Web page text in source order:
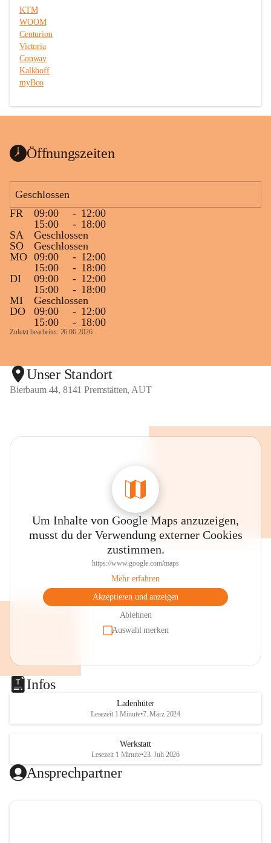
KTM
WOOM
Centurion
Victoria
Conway
Kalkhoff
myBoo
Öffnungszeiten
Geschlossen
FR
09:00 - 12:00
15:00
- 18:00
SA
Geschlossen
SO
Geschlossen
MO 09:00 - 12:00
15:00
- 18:00
DI
09:00 - 12:00
15:00
- 18:00
MI
Geschlossen
DO
09:00 - 12:00
15:00
- 18:00
Zuletzt bearbeitet: 26.06.2026
Unser Standort
Bierbaum 44, 8141 Premstätten, AUT
Um Inhalte von Google Maps anzuzeigen,
musst du der Verwendung externer Cookies
zustimmen.
https://www.google.com/maps
Mehr erfahren
Akzeptieren und anzeigen
Ablehnen
Auswahl merken
Infos
Ladenhüter
Lesezeit 1 Minute•7. März 2024
Werkstatt
Lesezeit 1 Minute•23. Juli 2026
Ansprechpartner